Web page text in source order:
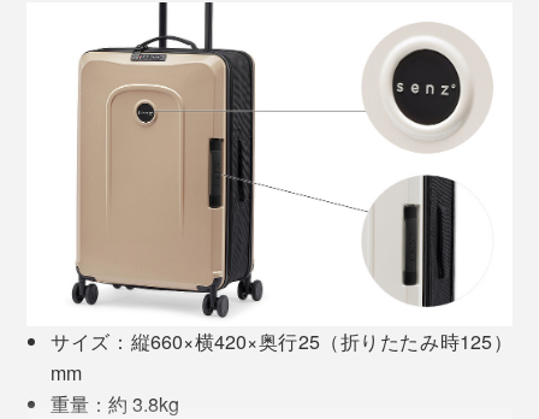
「TSAロック」とは、アメリカ運輸保安局によって認
可・容認されたロック方式。
アメリカ合衆国をはじめ、世界各国60以上の空港で、ス
ーツケースに施錠しないことが求められており、鍵をか
けている場合は壊して検査することが認められていま
「TSAロック」は空港職員が鍵を開けることができる仕
組みになっているため、鍵を壊されることなく、検査が
可能になります。
材なので、統一感もばっちり。
個人的に決め手になったのが、「ロストバゲージ対
策」。AirTagなどのスマートトラッカーを入れるポケッ
トがあるほか、独自の「Seekmysenz」というシステム
で、発見者からの連絡を受け取れるのが画期的！
サイズ：縦660×横420×奥行25（折りたたみ時125）
mm
重量：約 3.8kg